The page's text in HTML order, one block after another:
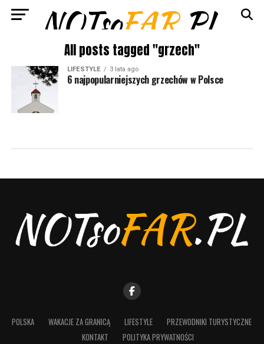
All posts tagged "grzech"
LIFESTYLE 3 lata ago
6 najpopularniejszych grzechów w Polsce
POLSKA WAKACJE ZA GRANICĄ LIFESTYLE
PRZEWODNIKI TURYSTYCZNE
KONTAKT
POLITYKA PRYWATNOŚCI